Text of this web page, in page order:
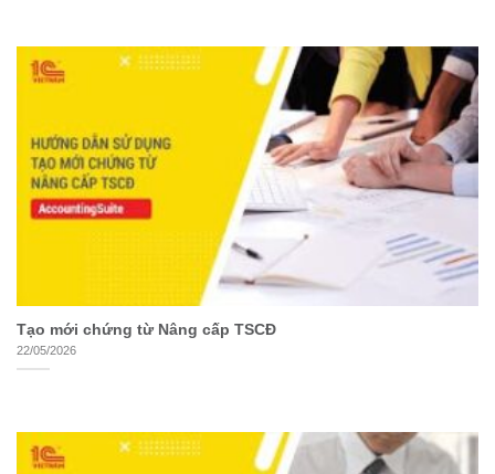
Tạo mới chứng từ Nâng cấp TSCĐ
22/05/2026